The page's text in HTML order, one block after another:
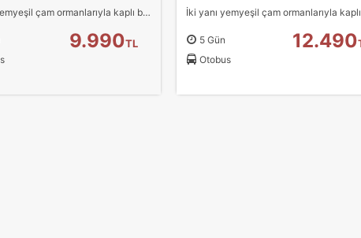
Çerezleri
siteyi nasıl kullandığını anonim olarak ölçeriz. Hangi
popüler olduğunu ve kullanıcıların nerede zorluk yaşadığını
İki yanı yemyeşil çam ormanlarıyla kaplı bir vadide yer alan Olympos, vadiye serpilmiş benzersiz ağaç evleri ve bungalovları, antik kent kalıntıları, kristal berraklığında…
9.990TL
5 Gün
Otobus
12.490